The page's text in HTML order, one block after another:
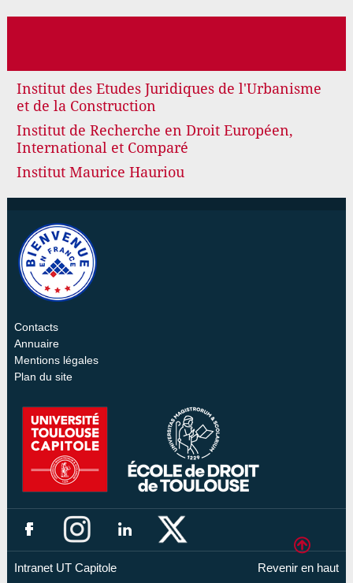
Institut des Etudes Juridiques de l'Urbanisme
et de la Construction
Institut de Recherche en Droit Européen,
International et Comparé
Institut Maurice Hauriou
Contacts
Annuaire
Mentions légales
Plan du site
Intranet UT Capitole Revenir en haut